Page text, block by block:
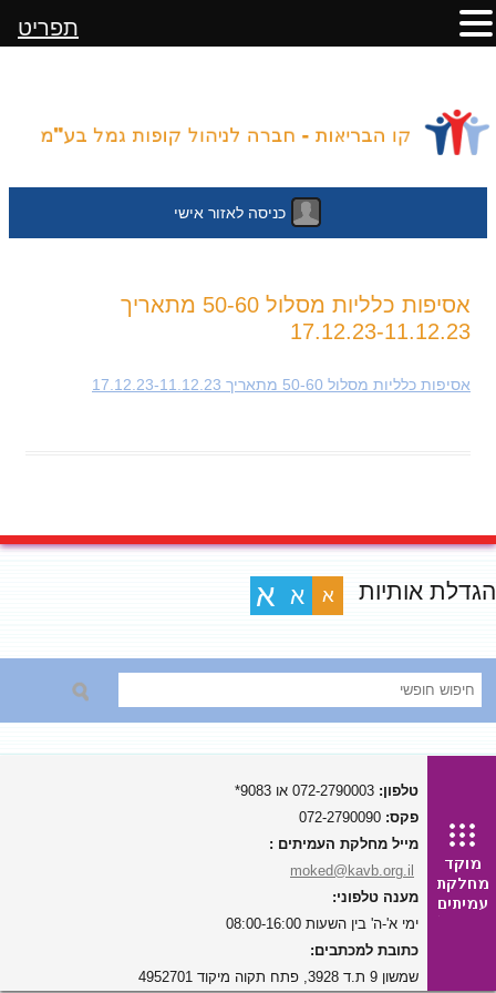
כניסה לאזור אישי
לתוכן
אסיפות כלליות מסלול 50-60 מתאריך
17.12.23-11.12.23
אסיפות כלליות מסלול 50-60 מתאריך 17.12.23-11.12.23
הגדלת אותיות א א א
טלפון:
פקס:
מייל מחלקת העמיתים :
moked@kavb.org.il
מענה טלפוני:
ימי א'-ה' בין השעות 08:00-16:00
כתובת למכתבים:
שמשון 9 ת.ד 3928, פתח תקוה מיקוד 4952701
תפריט